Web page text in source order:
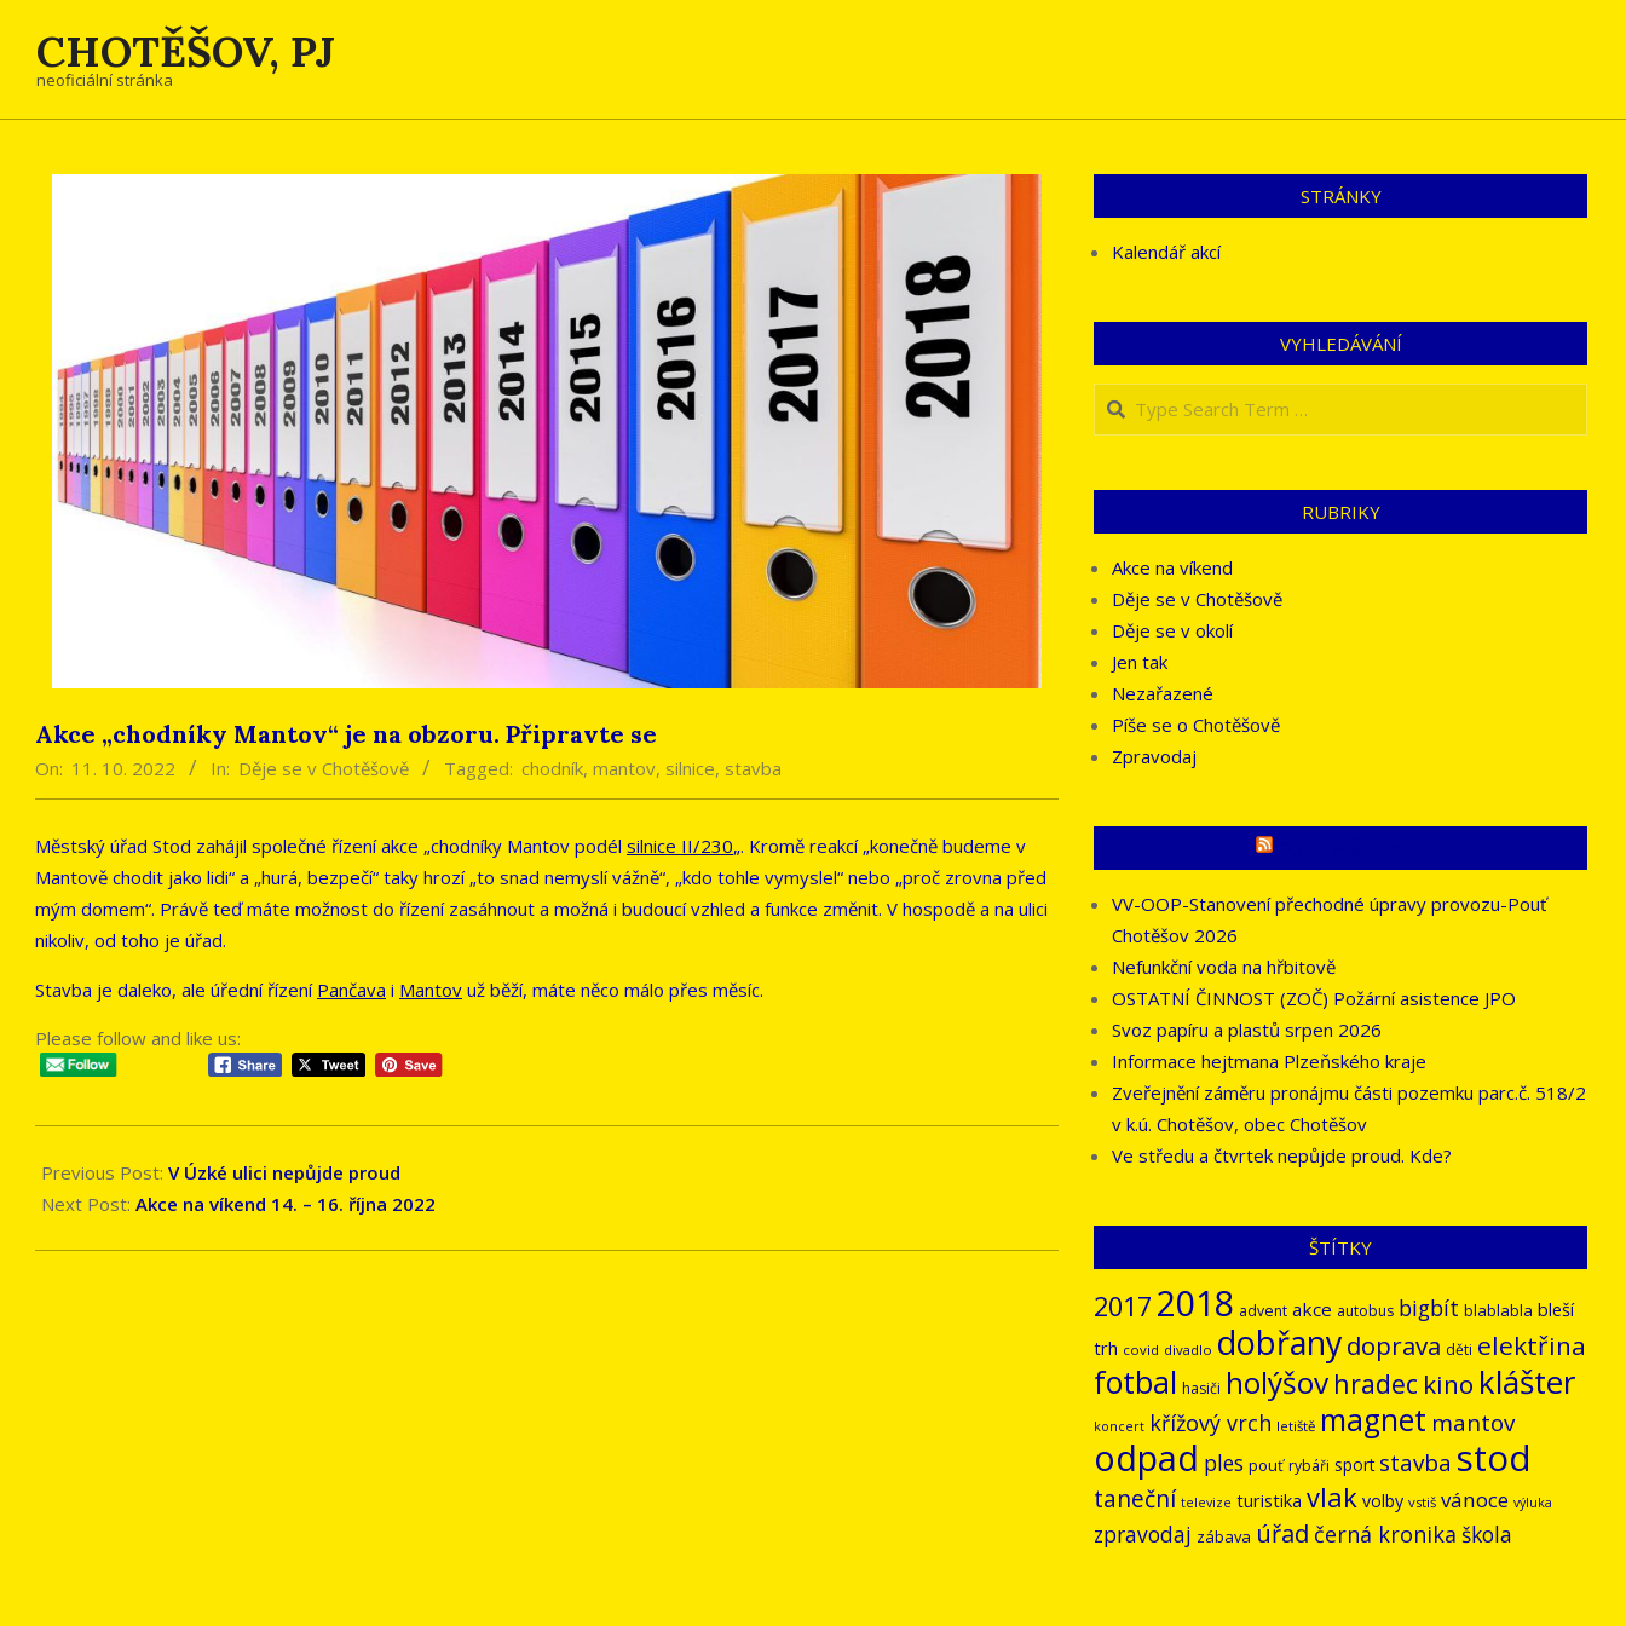
contentCHOTĚŠOV, PJ
neoficiální stránka
Akce „chodníky Mantov“ je na obzoru. Připravte se
On: 11. 10. 2022 In: Děje se v Chotěšově Tagged: chodník, mantov, silnice, stavba
Městský úřad Stod zahájil společné řízení akce „chodníky Mantov podél silnice II/230„. Kromě reakcí „konečně budeme v
Mantově chodit jako lidi“ a „hurá, bezpečí“ taky hrozí „to snad nemyslí vážně“, „kdo tohle vymyslel“ nebo „proč zrovna před
mým domem“. Právě teď máte možnost do řízení zasáhnout a možná i budoucí vzhled a funkce změnit. V hospodě a na ulici
nikoliv, od toho je úřad.
Stavba je daleko, ale úřední řízení Pančava i Mantov už běží, máte něco málo přes měsíc.
Please follow and like us:
10-
11
Previous Post: V Úzké ulici nepůjde proud
Next Post: Akce na víkend 14. – 16. října 2022
STRÁNKY
Kalendář akcí
VYHLEDÁVÁNÍ
Search
RUBRIKY
Akce na víkend
Děje se v Chotěšově
Děje se v okolí
Jen tak
Nezařazené
Píše se o Chotěšově
Zpravodaj
VV-OOP-Stanovení přechodné úpravy provozu-Pouť
Chotěšov 2026
Nefunkční voda na hřbitově
OSTATNÍ ČINNOST (ZOČ) Požární asistence JPO
Svoz papíru a plastů srpen 2026
Informace hejtmana Plzeňského kraje
Zveřejnění záměru pronájmu části pozemku parc.č. 518/2
v k.ú. Chotěšov, obec Chotěšov
Ve středu a čtvrtek nepůjde proud. Kde?
ŠTÍTKY
2017 2018 advent akce autobus bigbít blablabla bleší
trh covid divadlo dobřanydoprava děti elektřina
fotbal hasiči holýšov hradec kino klášter
koncert křížový vrch letiště magnet mantov
odpad ples pouť rybáři sport stavba stod
taneční televize turistika vlak volby vstiš vánoce výluka
zpravodaj zábava úřad černá kronika škola